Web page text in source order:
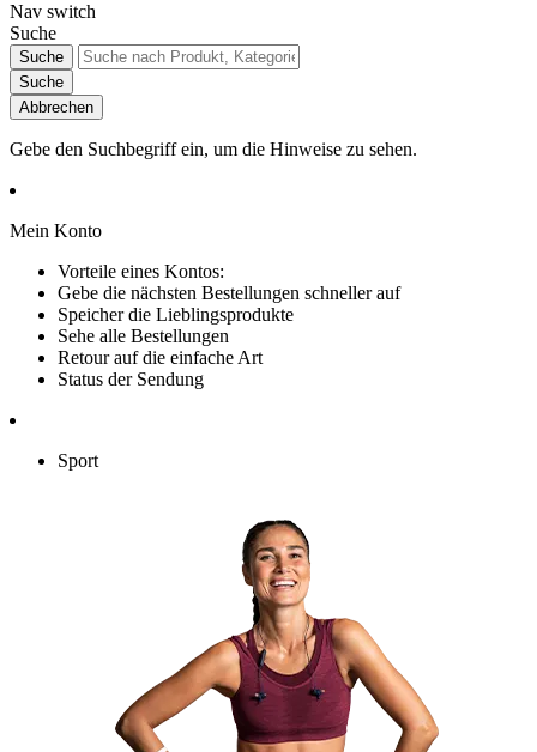
Nav switch
Suche
Suche
Suche
Abbrechen
Gebe den Suchbegriff ein, um die Hinweise zu sehen.
Mein Konto
Vorteile eines Kontos:
Gebe die nächsten Bestellungen schneller auf
Speicher die Lieblingsprodukte
Sehe alle Bestellungen
Retour auf die einfache Art
Status der Sendung
Sport